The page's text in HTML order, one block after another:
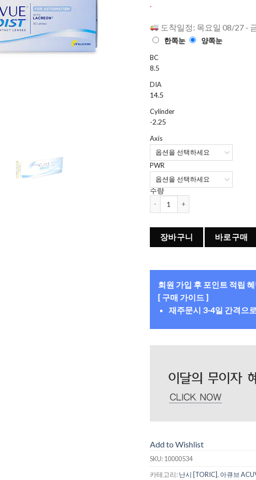
으로 평가
도착일정: 목요일 08/27 -
한쪽눈 양쪽눈
BC
8.5
DIA
14.5
Cylinder
-2.25
Axis
PWR
수량
원데이 아큐브 모이스트 난시 렌즈 (
장바구니 바로구매
회원 가입 후 포인트 적립
[ 구매 가이드 ]
재주문시 3-4일 간격으
Add to Wishlist
SKU:10000534
카테고리:난시 [TORIC], 아큐브